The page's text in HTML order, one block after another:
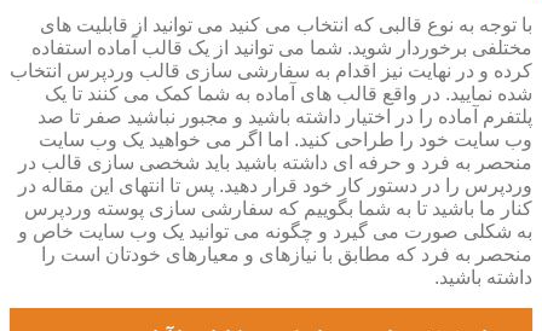
با توجه به نوع قالبی که انتخاب می کنید می توانید از قابلیت های
مختلفی برخوردار شوید. شما می توانید از یک قالب آماده استفاده
کرده و در نهایت نیز اقدام به سفارشی سازی قالب وردپرس انتخاب
شده نمایید. در واقع قالب های آماده به شما کمک می کنند تا یک
پلتفرم آماده را در اختیار داشته باشید و مجبور نباشید صفر تا صد
وب سایت خود را طراحی کنید. اما اگر می خواهید یک وب سایت
منحصر به فرد و حرفه ای داشته باشید باید شخصی سازی قالب در
وردپرس را در دستور کار خود قرار دهید. پس تا انتهای این مقاله در
کنار ما باشید تا به شما بگوییم که سفارشی سازی پوسته وردپرس
به شکلی صورت می گیرد و چگونه می توانید یک وب سایت خاص و
منحصر به فرد که مطابق با نیازهای و معیارهای خودتان است را
داشته باشید.